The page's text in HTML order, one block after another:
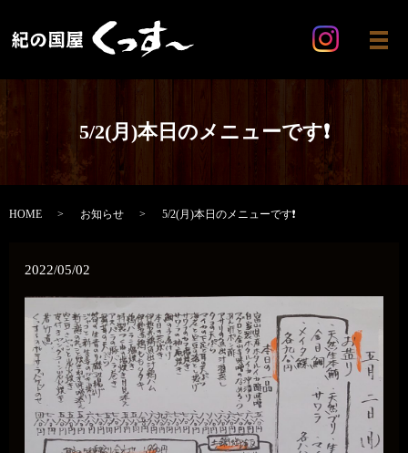
メ
5/2(月)本日のメニューです❗
HOME お知らせ 5/2(月)本日のメニューです❗
2022/05/02